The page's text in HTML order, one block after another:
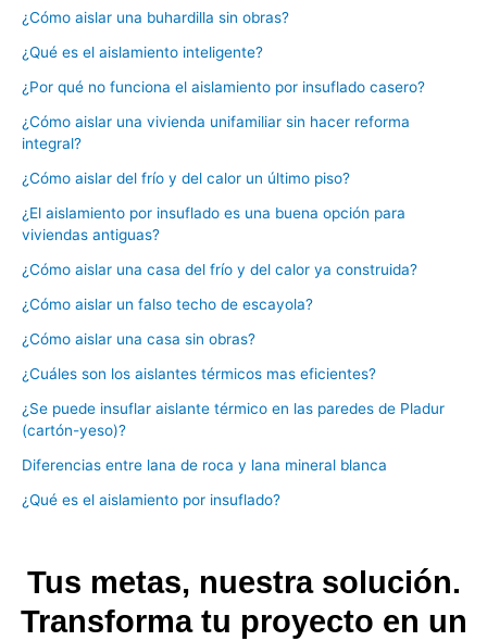
¿Cómo aislar una buhardilla sin obras?
¿Qué es el aislamiento inteligente?
¿Por qué no funciona el aislamiento por insuflado casero?
¿Cómo aislar una vivienda unifamiliar sin hacer reforma
integral?
¿Cómo aislar del frío y del calor un último piso?
¿El aislamiento por insuflado es una buena opción para
viviendas antiguas?
¿Cómo aislar una casa del frío y del calor ya construida?
¿Cómo aislar un falso techo de escayola?
¿Cómo aislar una casa sin obras?
¿Cuáles son los aislantes térmicos mas eficientes?
¿Se puede insuflar aislante térmico en las paredes de Pladur
(cartón-yeso)?
Diferencias entre lana de roca y lana mineral blanca
¿Qué es el aislamiento por insuflado?
Tus metas, nuestra solución.
Transforma tu proyecto en un